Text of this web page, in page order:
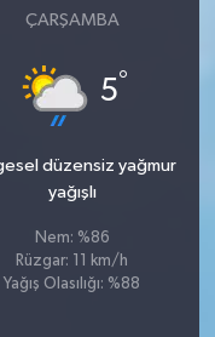
ÇARŞAMBA
5°
düzensiz yağmur
yağışlı
Nem: %86
Rüzgar: 11 km/h
Yağış Olasılığı: %88